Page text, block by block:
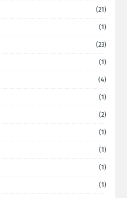
(21)
(1)
(23)
(1)
(4)
(1)
(2)
(1)
(1)
(1)
(1)